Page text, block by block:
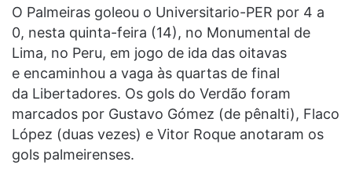
O Palmeiras goleou o Universitario-PER por 4 a
0, nesta quinta-feira (14), no Monumental de
Lima, no Peru, em jogo de ida das oitavas
e encaminhou a vaga às quartas de final
da Libertadores. Os gols do Verdão foram
marcados por Gustavo Gómez (de pênalti), Flaco
López (duas vezes) e Vitor Roque anotaram os
gols palmeirenses.